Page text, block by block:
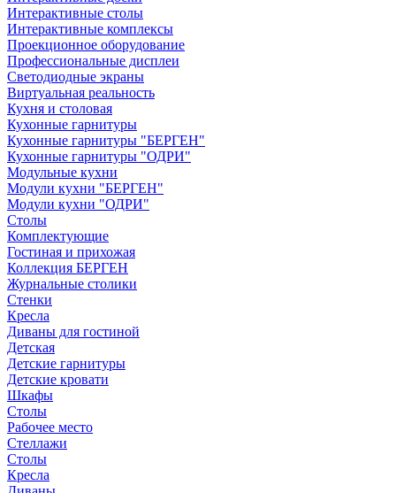
Интерактивные столы
Интерактивные комплексы
Проекционное оборудование
Профессиональные дисплеи
Светодиодные экраны
Виртуальная реальность
Кухня и столовая
Кухонные гарнитуры
Кухонные гарнитуры "БЕРГЕН"
Кухонные гарнитуры "ОДРИ"
Модульные кухни
Модули кухни "БЕРГЕН"
Модули кухни "ОДРИ"
Столы
Комплектующие
Гостиная и прихожая
Коллекция БЕРГЕН
Журнальные столики
Стенки
Кресла
Диваны для гостиной
Детская
Детские гарнитуры
Детские кровати
Шкафы
Столы
Рабочее место
Стеллажи
Столы
Кресла